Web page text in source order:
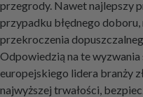
przegrody. Nawet najlepszy
przypadku błędnego
przekroczenia
Odpowiedzią na te
europejskiego lidera branży
najwyższej trwałości,